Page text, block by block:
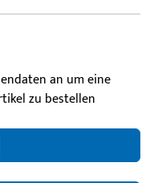
an um eine
zu bestellen